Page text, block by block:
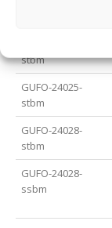
stbm
GUFO-24025-
stbm
GUFO-24028-
stbm
GUFO-24028-
ssbm